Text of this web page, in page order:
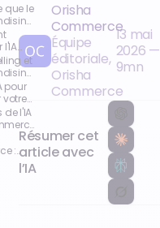
que le
et
les
l'IA
:
et
et
le
pour
votre
de l'IA
et
:
e-
Orisha
Commerce
Équipe
éditoriale,
Orisha
Commerce
13 mai
2026 —
9mn
Résumer cet
article avec
l’IA